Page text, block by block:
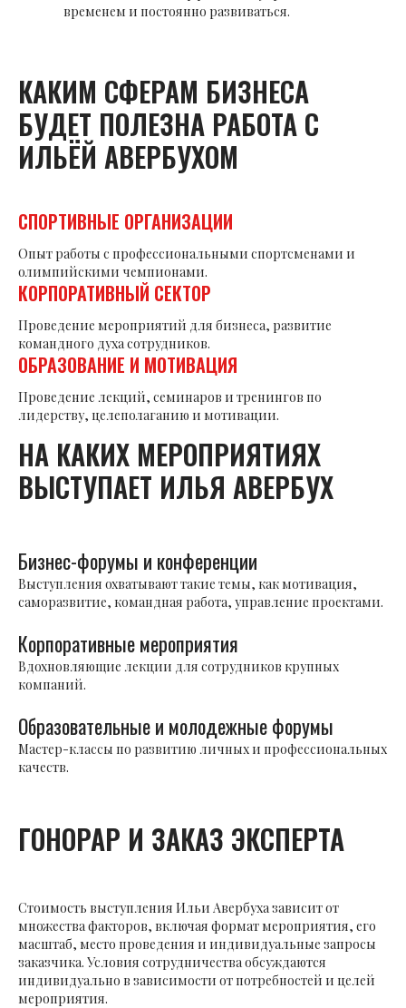
временем и постоянно развиваться.
КАКИМ СФЕРАМ БИЗНЕСА
БУДЕТ ПОЛЕЗНА РАБОТА С
ИЛЬЁЙ АВЕРБУХОМ
СПОРТИВНЫЕ ОРГАНИЗАЦИИ
Опыт работы с профессиональными спортсменами и
олимпийскими чемпионами.
КОРПОРАТИВНЫЙ СЕКТОР
Проведение мероприятий для бизнеса, развитие
командного духа сотрудников.
ОБРАЗОВАНИЕ И МОТИВАЦИЯ
Проведение лекций, семинаров и тренингов по
лидерству, целеполаганию и мотивации.
НА КАКИХ МЕРОПРИЯТИЯХ
ВЫСТУПАЕТ ИЛЬЯ АВЕРБУХ
Бизнес-форумы и конференции
Выступления охватывают такие темы, как мотивация,
саморазвитие, командная работа, управление проектами.
Корпоративные мероприятия
Вдохновляющие лекции для сотрудников крупных
компаний.
Образовательные и молодежные форумы
Мастер-классы по развитию личных и профессиональных
качеств.
ГОНОРАР И ЗАКАЗ ЭКСПЕРТА
Стоимость выступления Ильи Авербуха зависит от
множества факторов, включая формат мероприятия, его
масштаб, место проведения и индивидуальные запросы
заказчика. Условия сотрудничества обсуждаются
индивидуально в зависимости от потребностей и целей
мероприятия.